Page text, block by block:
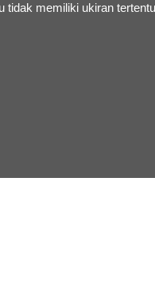
tidak memiliki ukiran